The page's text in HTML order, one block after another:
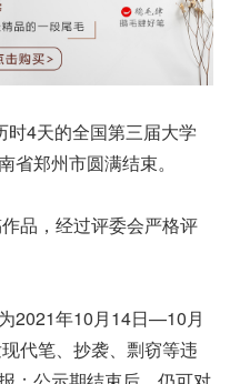
4天的全国第三届大学
省郑州市圆满结束。
品，经过评委会严格评
年10月14日—10月
代笔、抄袭、剽窃等违